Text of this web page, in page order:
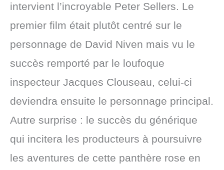
intervient l’incroyable Peter Sellers. Le
premier film était plutôt centré sur le
personnage de David Niven mais vu le
succès remporté par le loufoque
inspecteur Jacques Clouseau, celui-ci
deviendra ensuite le personnage principal.
Autre surprise : le succès du générique
qui incitera les producteurs à poursuivre
les aventures de cette panthère rose en